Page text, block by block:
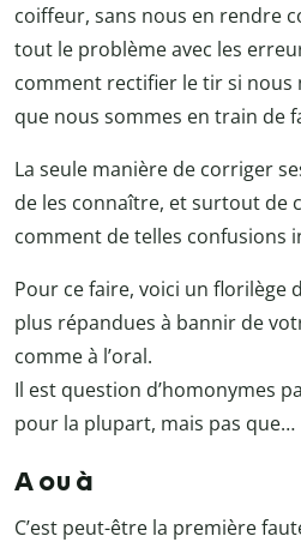
coiffeur, sans nous en rendre
tout le problème avec les
comment rectifier le tir si nous
que nous sommes en train de
La seule manière de corriger
de les connaître, et surtout
comment de telles confusions
Pour ce faire, voici un florilège
plus répandues à bannir de
comme à l’oral.
Il est question d’homonymes
pour la plupart, mais pas que…
A ou à
C’est peut-être la première